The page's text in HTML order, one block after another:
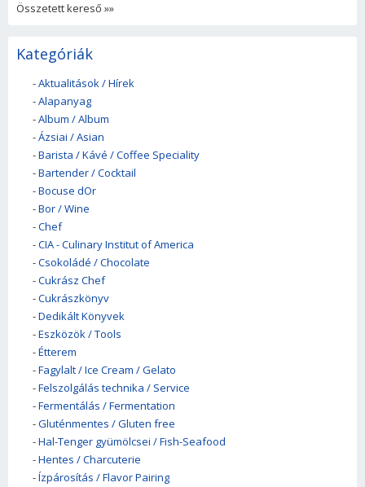
Összetett kereső »»
Kategóriák
-Aktualitások / Hírek
-Alapanyag
-Album / Album
-Ázsiai / Asian
-Barista / Kávé / Coffee Speciality
-Bartender / Cocktail
-Bocuse dOr
-Bor / Wine
-Chef
-CIA - Culinary Institut of America
-Csokoládé / Chocolate
-Cukrász Chef
-Cukrászkönyv
-Dedikált Könyvek
-Eszközök / Tools
-Étterem
-Fagylalt / Ice Cream / Gelato
-Felszolgálás technika / Service
-Fermentálás / Fermentation
-Gluténmentes / Gluten free
-Hal-Tenger gyümölcsei / Fish-Seafood
-Hentes / Charcuterie
-Ízpárosítás / Flavor Pairing